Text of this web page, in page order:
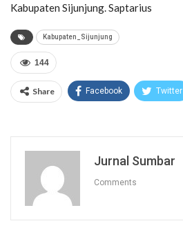
Kabupaten Sijunjung. Saptarius
Kabupaten_Sijunjung
144
Share Facebook Twitter
Jurnal Sumbar
Comments